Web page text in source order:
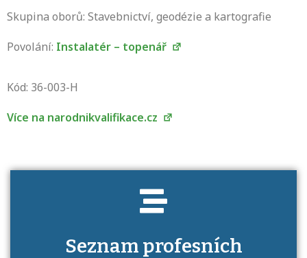
Skupina oborů: Stavebnictví, geodézie a kartografie
Povolání: Instalatér – topenář
Kód: 36-003-H
Více na narodnikvalifikace.cz
Seznam profesních
Víte, jaké dovednosti musíte pro danou